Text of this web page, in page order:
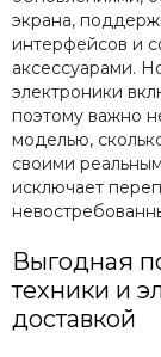
экрана,
интерфейсов и
аксессуарами.
электроники
поэтому важно
моделью,
своими
исключает
Выгодная
техники и
доставкой